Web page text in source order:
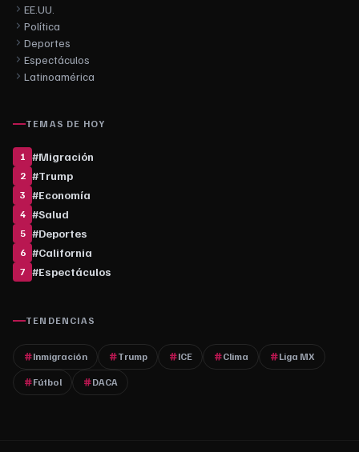
EE.UU.
Política
Deportes
Espectáculos
Latinoamérica
TEMAS DE HOY
1 #Migración
2 #Trump
3 #Economía
4 #Salud
5 #Deportes
6 #California
7 #Espectáculos
TENDENCIAS
Inmigración Trump ICE Clima Liga MX
Fútbol DACA